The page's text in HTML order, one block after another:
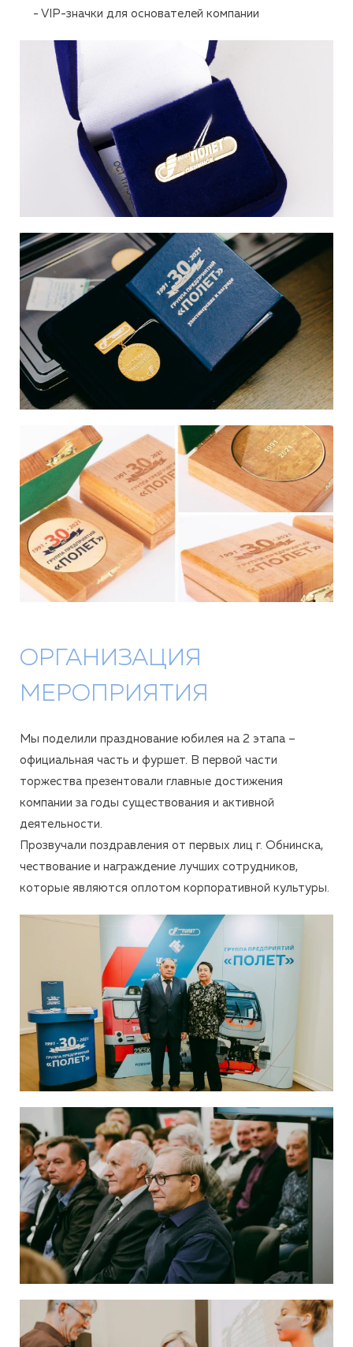
- VIP-значки для основателей компании
ОРГАНИЗАЦИЯ
МЕРОПРИЯТИЯ
Мы поделили празднование юбилея на 2 этапа –
официальная часть и фуршет. В первой части
торжества презентовали главные достижения
компании за годы существования и активной
деятельности.
Прозвучали поздравления от первых лиц г. Обнинска,
чествование и награждение лучших сотрудников,
которые являются оплотом корпоративной культуры.